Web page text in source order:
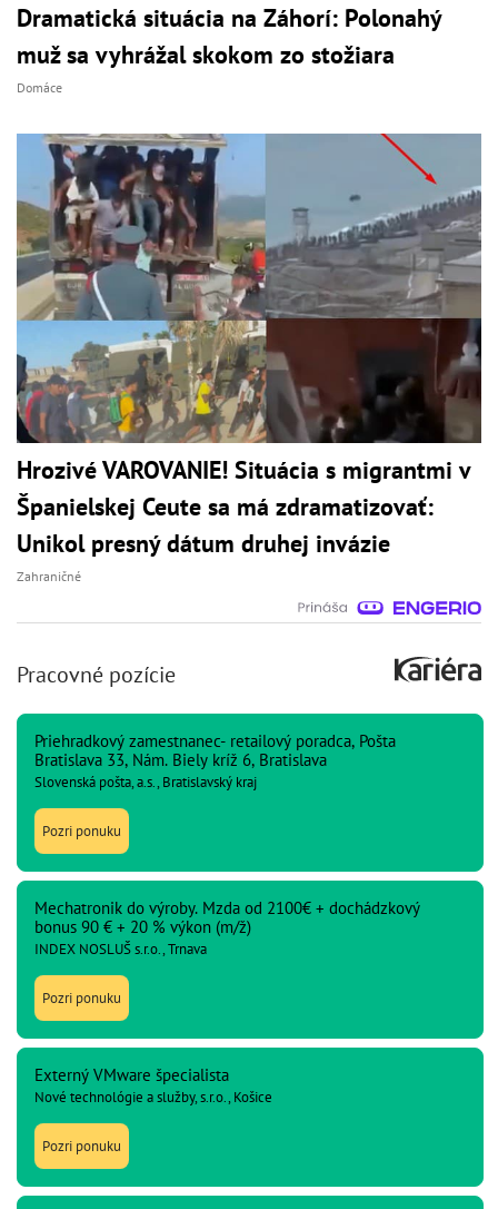
Dramatická situácia na Záhorí: Polonahý
muž sa vyhrážal skokom zo stožiara
Domáce
Hrozivé VAROVANIE! Situácia s migrantmi v
Španielskej Ceute sa má zdramatizovať:
Unikol presný dátum druhej invázie
Zahraničné
Pracovné pozície
Priehradkový zamestnanec- retailový poradca, Pošta
Bratislava 33, Nám. Biely kríž 6, Bratislava
Slovenská pošta, a.s., Bratislavský kraj
Pozri ponuku
Mechatronik do výroby. Mzda od 2100€ + dochádzkový
bonus 90 € + 20 % výkon (m/ž)
INDEX NOSLUŠ s.r.o., Trnava
Pozri ponuku
Externý VMware špecialista
Nové technológie a služby, s.r.o., Košice
Pozri ponuku